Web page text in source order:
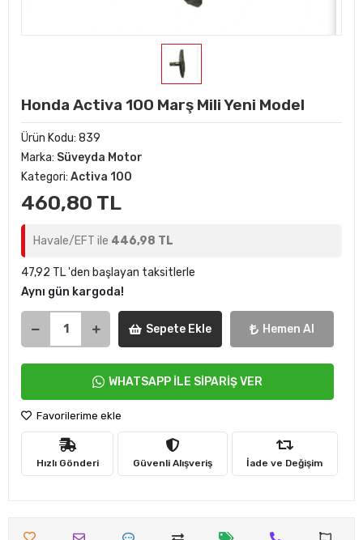
Honda Activa 100 Marş Mili Yeni Model
Ürün Kodu: 839
Marka: Süveyda Motor
Kategori: Activa 100
460,80 TL
Havale/EFT ile 446,98 TL
47,92 TL 'den başlayan taksitlerle
Aynı gün kargoda!
Sepete Ekle Hemen Al
WHATSAPP İLE SİPARİŞ VER
Favorilerime ekle
Hızlı Gönderi Güvenli Alışveriş İade ve Değişim